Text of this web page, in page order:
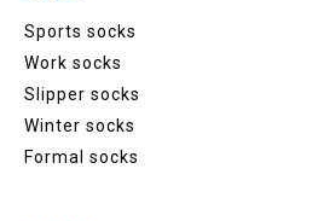
Sports socks
Work socks
Slipper socks
Winter socks
Formal socks